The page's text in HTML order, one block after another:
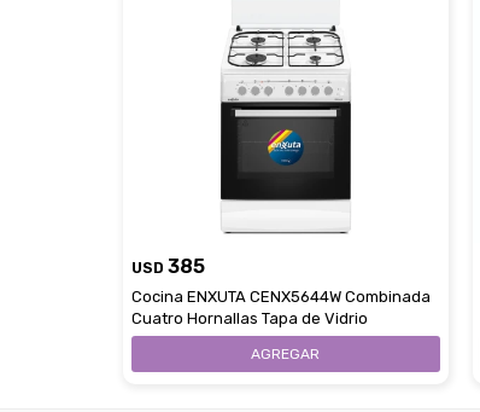
USD 385
Cocina ENXUTA CENX5644W Combinada
Cuatro Hornallas Tapa de Vidrio